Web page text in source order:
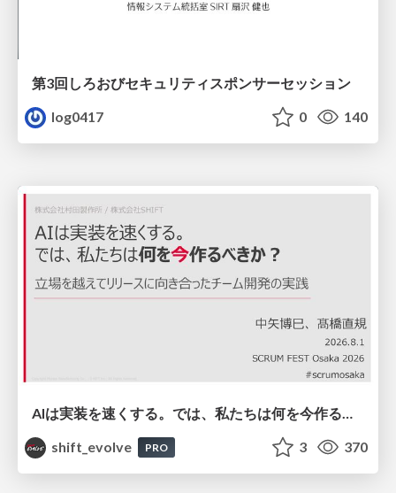
第3回しろおびセキュリティスポンサーセッション
log0417
0 140
shift_evolve
PRO 3 370